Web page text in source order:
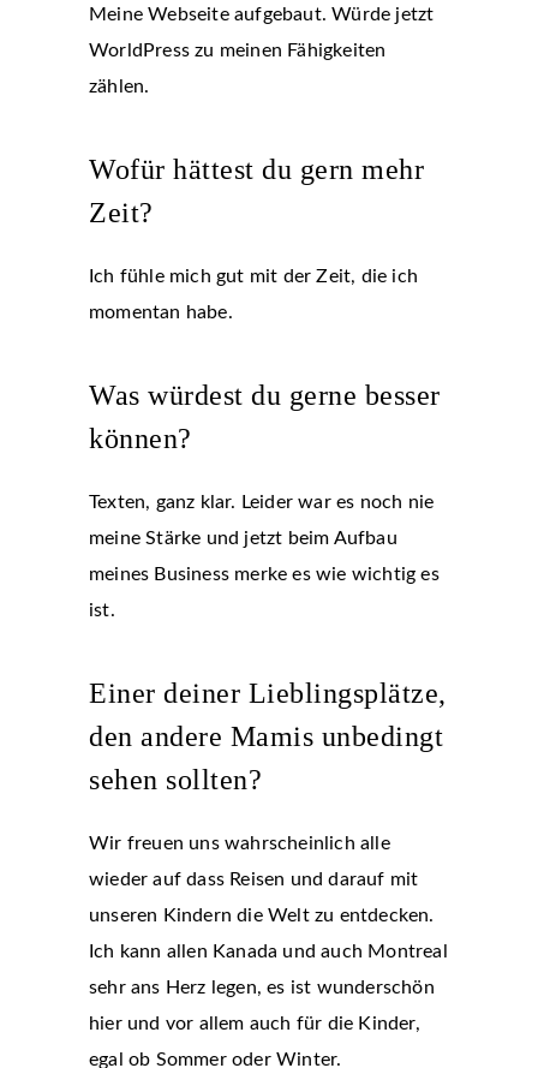
Meine Webseite aufgebaut. Würde jetzt
WorldPress zu meinen Fähigkeiten
zählen.
Wofür hättest du gern mehr
Zeit?
Ich fühle mich gut mit der Zeit, die ich
momentan habe.
Was würdest du gerne besser
können?
Texten, ganz klar. Leider war es noch nie
meine Stärke und jetzt beim Aufbau
meines Business merke es wie wichtig es
ist.
Einer deiner Lieblingsplätze,
den andere Mamis unbedingt
sehen sollten?
Wir freuen uns wahrscheinlich alle
wieder auf dass Reisen und darauf mit
unseren Kindern die Welt zu entdecken.
Ich kann allen Kanada und auch Montreal
sehr ans Herz legen, es ist wunderschön
hier und vor allem auch für die Kinder,
egal ob Sommer oder Winter.